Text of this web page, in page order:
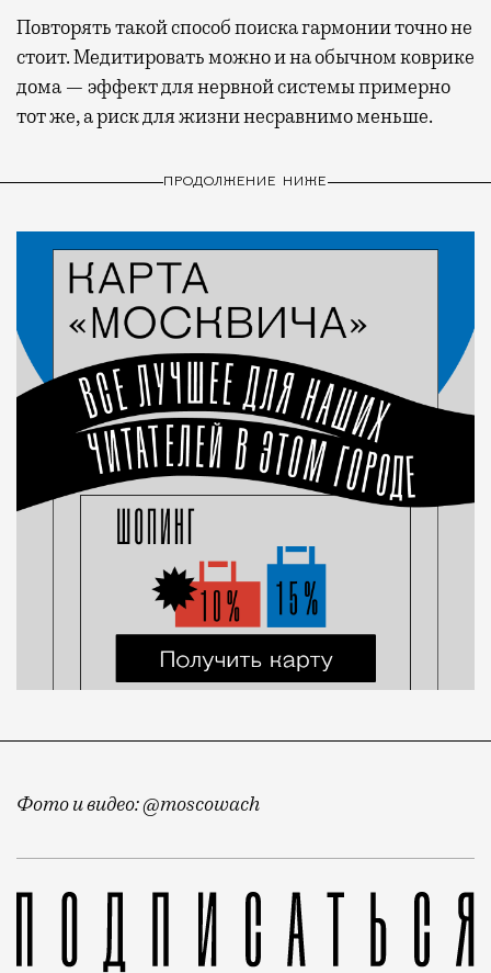
Повторять такой способ поиска гармонии точно не
стоит. Медитировать можно и на обычном коврике
дома — эффект для нервной системы примерно
тот же, а риск для жизни несравнимо меньше.
ПРОДОЛЖЕНИЕ НИЖЕ
Фото и видео: @moscowach
Продолжаем вести хронику балконов. Недавно мы